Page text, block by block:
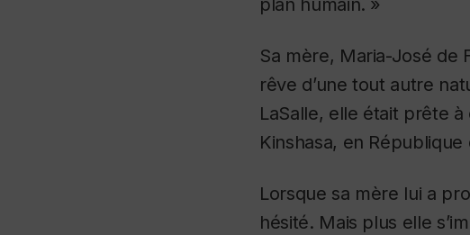
plan humain. »
Sa mère, Maria-José de
rêve d’une tout autre
LaSalle, elle était prête
Kinshasa, en
Lorsque sa mère lui a
hésité. Mais plus elle